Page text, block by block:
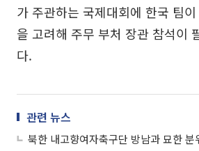
가 주관하는 국제대회에 한국 팀
을 고려해 주무 부처 장관 참석이
다.
관련 뉴스
북한 내고향여자축구단 방남과 묘한 분